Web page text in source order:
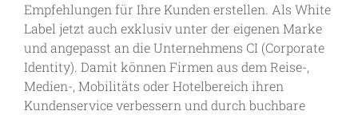
Empfehlungen für Ihre Kunden erstellen. Als White
Label jetzt auch exklusiv unter der eigenen Marke
und angepasst an die Unternehmens CI (Corporate
Identity). Damit können Firmen aus dem Reise-,
Medien-, Mobilitäts oder Hotelbereich ihren
Kundenservice verbessern und durch buchbare